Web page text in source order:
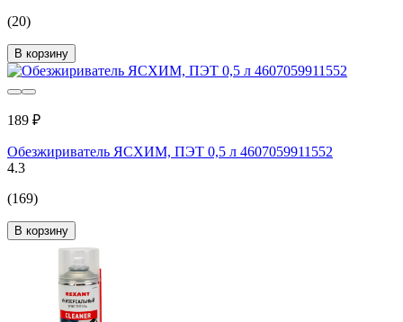
(20)
В корзину
189 ₽
Обезжириватель ЯСХИМ, ПЭТ 0,5 л 4607059911552
4.3
(169)
В корзину